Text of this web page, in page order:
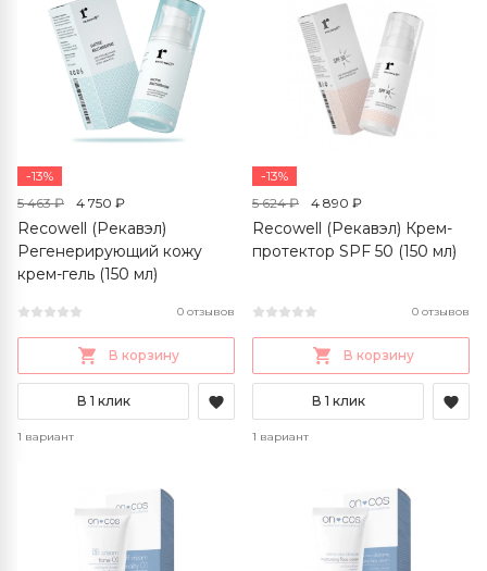
5 463 ₽ 4 750 ₽
-13%
Recowell (Рекавэл)
Регенерирующий кожу
крем-гель (150 мл)
0 отзывов
В корзину
В 1 клик
1 вариант
5 624 ₽ 4 890 ₽
-13%
Recowell (Рекавэл) Крем-
протектор SPF 50 (150 мл)
0 отзывов
В корзину
В 1 клик
1 вариант